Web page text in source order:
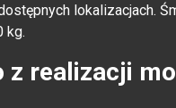
lokalizacjach.
kg.
z realizacji